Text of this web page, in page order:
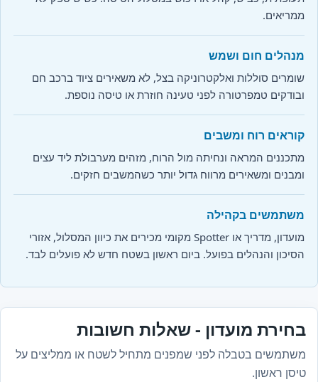
ממריאים.
מנהלים חום ושמש
שומרים סוללות ואלקטרוניקה בצל, לא משאירים ציוד ברכב חם
ובודקים טמפרטורה לפני טעינה חוזרת או טיסה נוספת.
קוראים רוח ומשבים
מתכננים המראה ונחיתה מול הרוח, מזהים מערבולת ליד עצים
ומבנים ומשאירים מרווח גדול יותר כשהמשבים חזקים.
משתמשים בקהילה
מועדון, מדריך או Spotter מקומי מכירים את כיוון המסלול, אזורי
הסיכון והנהלים בפועל. ביום ראשון בשטח חדש לא פועלים לבד.
בחירת מועדון - שאלות חשובות
משתמשים בטבלה לפני שמפנים מתחיל לשטח או ממליצים על
טיסן ראשון.